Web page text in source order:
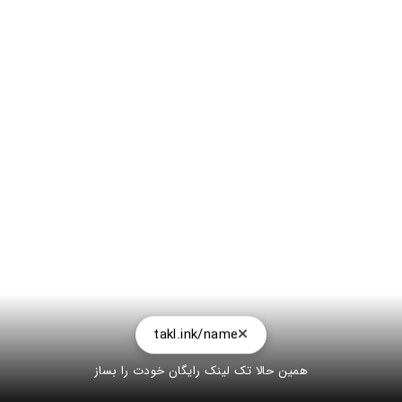
takl.ink/name
همین حالا تک لینک رایگان خودت را بساز